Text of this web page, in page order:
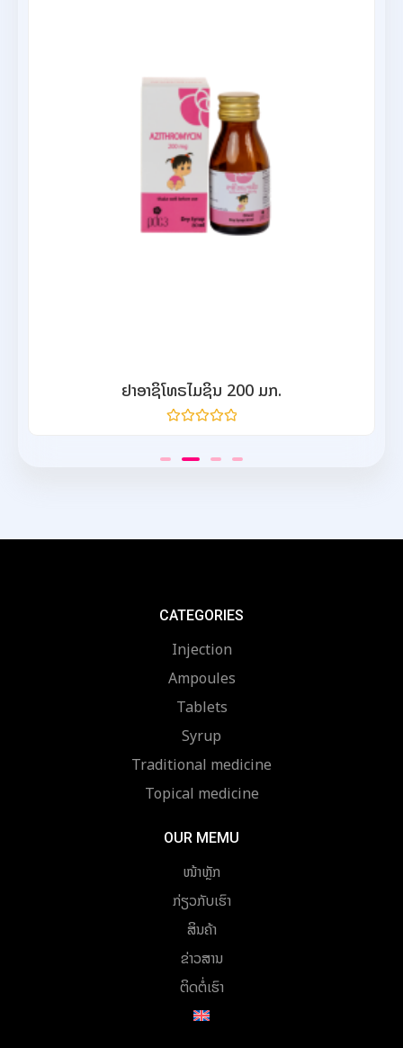
ຢາອາຊິໂທຣໄມຊິນ 200 ມກ.
0
CATEGORIES
Injection
Ampoules
Tablets
Syrup
Traditional medicine
Topical medicine
OUR MEMU
ໜ້າຫຼັກ
ກ່ຽວກັບເຮົາ
ສິນຄ້າ
ຂ່າວສານ
ຕິດຕໍ່ເຮົາ